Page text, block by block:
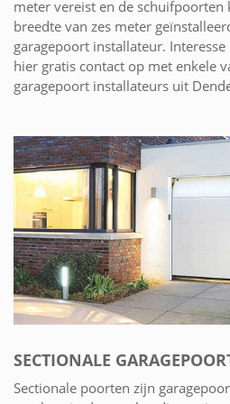
meter vereist en de
breedte van zes meter
garagepoort installateur.
hier gratis contact op met enkele
garagepoort installateurs uit
SECTIONALE
Sectionale poorten zijn